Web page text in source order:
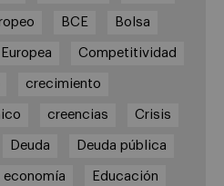
BCE Bolsa
Competitividad
crecimiento
creencias Crisis
Deuda Deuda pública
economía Educación